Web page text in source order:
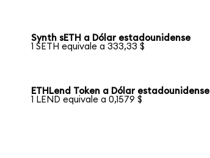
Synth sETH a Dólar estadounidense
1 SETH equivale a 333,33 $
ETHLend Token a Dólar estadounidense
1 LEND equivale a 0,1579 $